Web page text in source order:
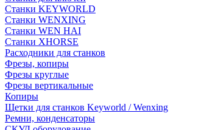
Станки KEYWORLD
Станки WENXING
Станки WEN HAI
Станки XHORSE
Расходники для станков
Фрезы, копиры
Фрезы круглые
Фрезы вертикальные
Копиры
Щетки для станков Keyworld / Wenxing
Ремни, конденсаторы